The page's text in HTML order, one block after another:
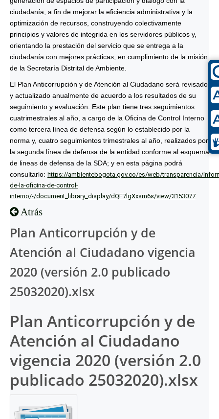
ciudadanía, a fin de mejorar la eficiencia administrativa y la
optimización de recursos, construyendo colectivamente
principios y valores de integrida en los servidores públicos y,
orientando la prestación del servicio que se entrega a la
ciudadanía con mejores prácticas, en cumplimiento de la misión
de la Secretaría Distrital de Ambiente.
El Plan Anticorrupción y de Atención al Ciudadano será revisado
y actualizado anualmente de acuerdo a los resultados de su
seguimiento y evaluación. Este plan tiene tres seguimientos
cuatrimestrales al año, a cargo de la Oficina de Control Interno
como tercera línea de defensa según lo establecido por la
norma y, cuatro seguimientos trimestrales al año, realizados por
la segunda línea de defensa de la entidad conforme al esquema
de lineas de defensa de la SDA; y en esta página podrá
consultarlo: https://ambientebogota.gov.co/es/web/transparencia/
de-la-oficina-de-control-
interno/-/document_library_display/dQE7lgXxsm6s/view/3153077
Atrás
Plan Anticorrupción y de
Atención al Ciudadano vigencia
2020 (versión 2.0 publicado
25032020).xlsx
Plan Anticorrupción y de
Atención al Ciudadano
vigencia 2020 (versión 2.0
publicado 25032020).xlsx